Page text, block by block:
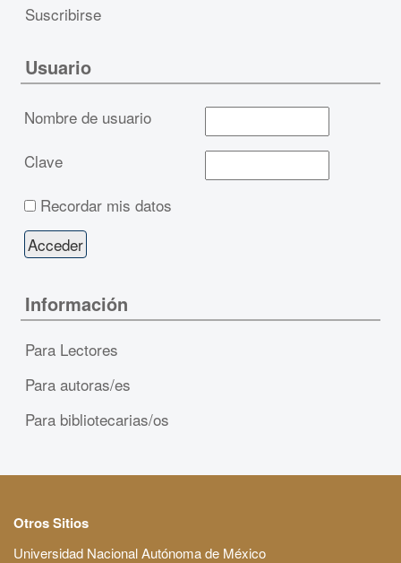
Suscribirse
Usuario
Nombre de usuario
Clave
Recordar mis datos
Información
Para Lectores
Para autoras/es
Para bibliotecarias/os
Otros Sitios
Universidad Nacional Autónoma de México